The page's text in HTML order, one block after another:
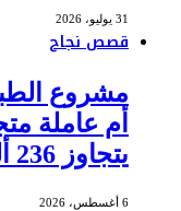
31 يوليو، 2026
قصص نجاح
مشروع
أم عاملة
يتجاوز 236 ألف دولار؟
6 أغسطس، 2026